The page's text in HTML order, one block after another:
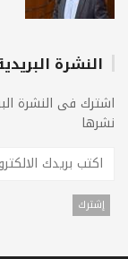
النشرة
اشترك فى النشرة
نشرها